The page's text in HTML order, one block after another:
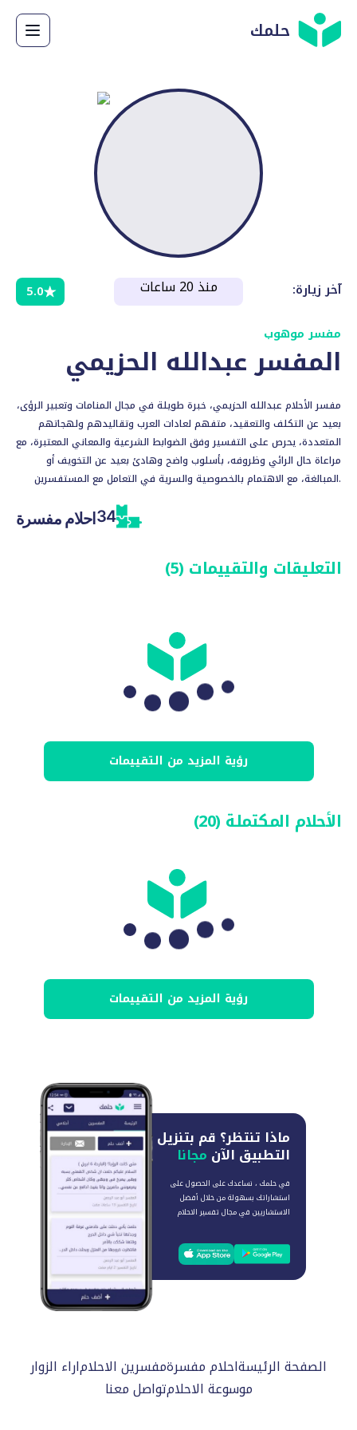
حلمك
:آخر زيارة منذ 20 ساعات 5.0
مفسر موهوب
المفسرعبدالله الحزيمي
مفسر الأحلام عبدالله الحزيمي، خبرة طويلة في مجال المنامات وتعبير الرؤى،
بعيد عن التكلف والتعقيد، متفهم لعادات العرب وتقاليدهم ولهجاتهم
المتعددة، يحرص على التفسير وفق الضوابط الشرعية والمعاني المعتبرة، مع
مراعاة حال الرائي وظروفه، بأسلوب واضح وهادئ بعيد عن التخويف أو
المبالغة، مع الاهتمام بالخصوصية والسرية في التعامل مع المستفسرين.
34 احلام مفسرة
التعليقات والتقييمات (5)
رؤية المزيد من التقييمات
الأحلام المكتملة (20)
رؤية المزيد من التقييمات
ماذا تنتظر؟ قم بتنزيل
التطبيق الآن مجانا
في حلمك ، نساعدك على الحصول على
استشاراتك بسهولة من خلال أفضل
الاستشاريين في مجال تفسير الاحلام
الصفحة الرئيسةاحلام مفسرةمفسرين الاحلاماراء الزوار
موسوعة الاحلامتواصل معنا